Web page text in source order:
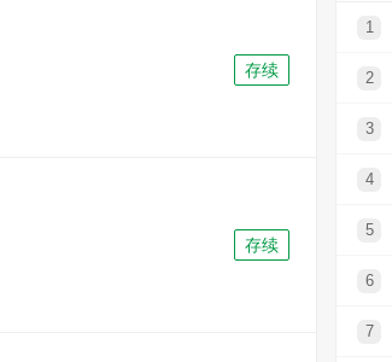
存续
存续
1
2
3
4
5
6
7